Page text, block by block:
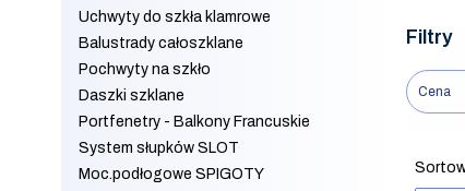
Uchwyty do szkła klamrowe
Balustrady całoszklane
Pochwyty na szkło
Daszki szklane
Portfenetry - Balkony Francuskie
System słupków SLOT
Moc.podłogowe SPIGOTY
Filtry
Cena